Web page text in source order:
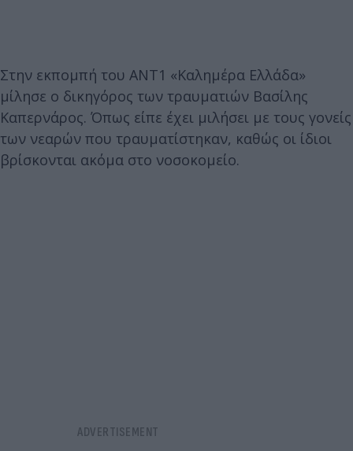
Στην εκπομπή του ΑΝΤ1 «Καλημέρα Ελλάδα»
μίλησε ο δικηγόρος των τραυματιών Βασίλης
Καπερνάρος. Όπως είπε έχει μιλήσει με τους γονείς
των νεαρών που τραυματίστηκαν, καθώς οι ίδιοι
βρίσκονται ακόμα στο νοσοκομείο.